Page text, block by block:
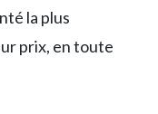
la plus
prix, en toute